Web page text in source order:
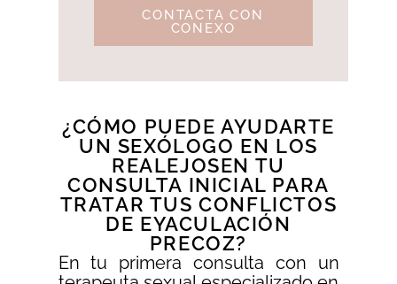
CONTACTA CON
CONEXO
¿CÓMO PUEDE AYUDARTE
UN SEXÓLOGO EN LOS
REALEJOSEN TU
CONSULTA INICIAL PARA
TRATAR TUS CONFLICTOS
DE EYACULACIÓN
PRECOZ?
En tu primera consulta con un